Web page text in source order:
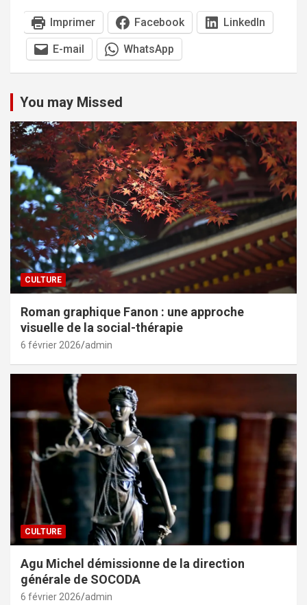
Imprimer Facebook LinkedIn
E-mail WhatsApp
You may Missed
CULTURE
Roman graphique Fanon : une approche
visuelle de la social-thérapie
6 février 2026 admin
CULTURE
Agu Michel démissionne de la direction
générale de SOCODA
6 février 2026 admin